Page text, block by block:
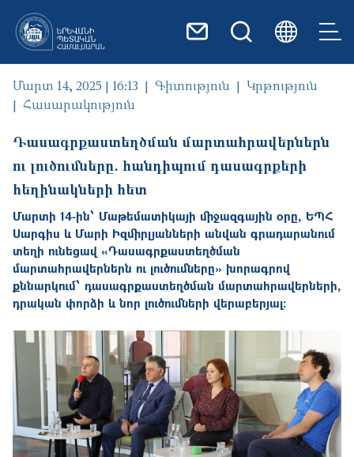
Մարտ 14, 2025 | 16:13 Գիտություն
Կրթություն
Հասարակություն
Դասագրքաստեղծման մարտահրավերներն
ու լուծումները. հանդիպում դասագրքերի
հեղինակների հետ
Մարտի 14-ին՝ Մաթեմատիկայի միջազգային օրը, ԵՊՀ
Սարգիս և Մարի Իզմիրլյանների անվան գրադարանում
տեղի ունեցավ «Դասագրքաստեղծման
մարտահրավերներն ու լուծումները» խորագրով
քննարկում՝ դասագրքաստեղծման մարտահրավերների,
դրական փորձի և նոր լուծումների վերաբերյալ: